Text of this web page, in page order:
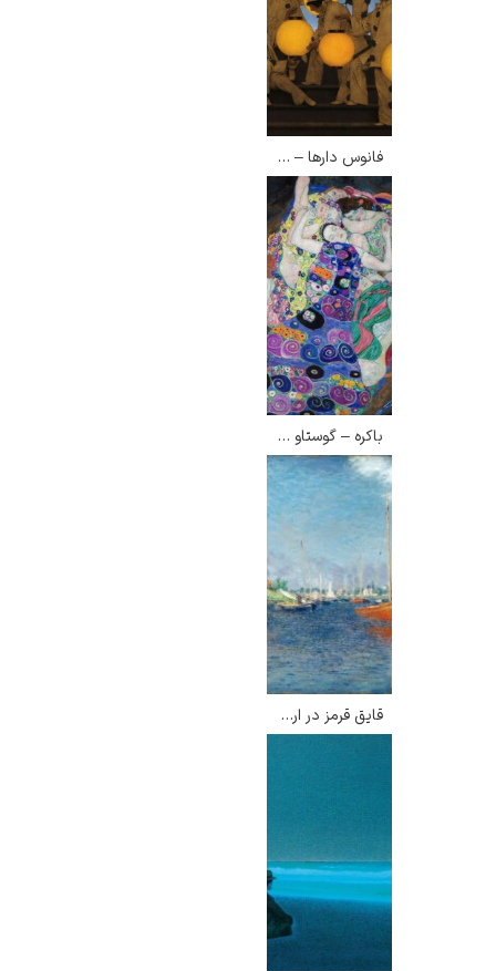
فانوس دارها – ماکسفیلد پریش
باکره – گوستاو کلیمت
قایق قرمز در ارژانتوی – کلود مونه